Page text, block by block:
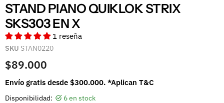
STAND PIANO QUIKLOK STRIX
SKS303 EN X
1 reseña
SKU STAN0220
$89.000
Envío gratis desde $300.000. *Aplican T&C
Disponibilidad: 6 en stock